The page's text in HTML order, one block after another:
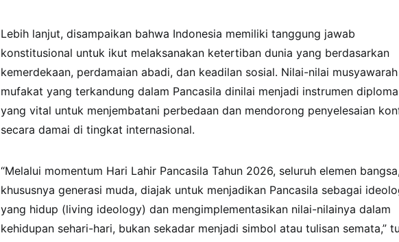
Lebih lanjut, disampaikan bahwa Indonesia memiliki tanggung jawab
konstitusional untuk ikut melaksanakan ketertiban dunia yang berdasarkan
kemerdekaan, perdamaian abadi, dan keadilan sosial. Nilai-nilai
mufakat yang terkandung dalam Pancasila dinilai menjadi instrumen
yang vital untuk menjembatani perbedaan dan mendorong penyelesaian
secara damai di tingkat internasional.
“Melalui momentum Hari Lahir Pancasila Tahun 2026, seluruh elemen
khususnya generasi muda, diajak untuk menjadikan Pancasila sebagai
yang hidup (living ideology) dan mengimplementasikan nilai-nilainya dalam
kehidupan sehari-hari, bukan sekadar menjadi simbol atau tulisan semata,”